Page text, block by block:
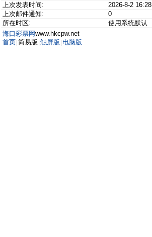
上次发表时间:
2026-8-2 16:28
上次邮件通知:
0
所在时区:
使用系统默认
海口彩票网www.hkcpw.net
首页 简易版 触屏版 电脑版